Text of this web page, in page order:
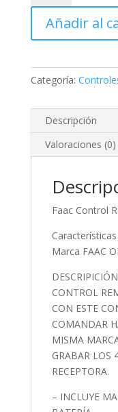
Remoto
Canales
cantidad
Añadir al
Categoría:
Descripción
Valoraciones (0)
Faac Control
Marca FAAC
DESCRIPICIÓN
CONTROL
CON ESTE
COMANDAR
MISMA
GRABAR LOS
RECEPTORA.
– INCLUYE